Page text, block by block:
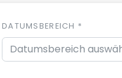
DATUMSBEREICH *